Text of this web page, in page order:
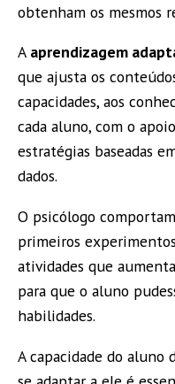
obtenham os mesmos
A aprendizagem
que ajusta os
capacidades, aos
cada aluno, com o
estratégias baseadas
dados.
O psicólogo
primeiros
atividades que
para que o aluno
habilidades.
A capacidade do aluno